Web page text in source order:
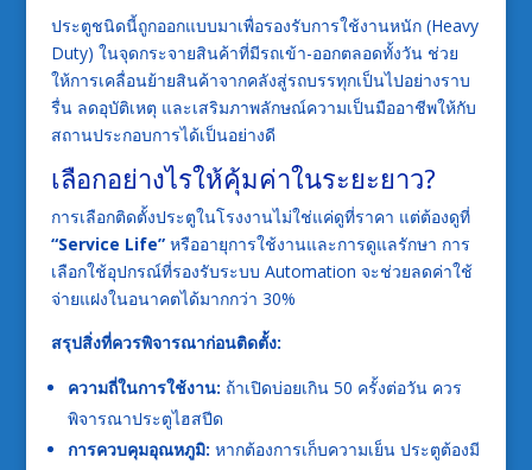
ประตูชนิดนี้ถูกออกแบบมาเพื่อรองรับการใช้งานหนัก (Heavy
Duty) ในจุดกระจายสินค้าที่มีรถเข้า-ออกตลอดทั้งวัน ช่วย
ให้การเคลื่อนย้ายสินค้าจากคลังสู่รถบรรทุกเป็นไปอย่างราบ
รื่น ลดอุบัติเหตุ และเสริมภาพลักษณ์ความเป็นมืออาชีพให้กับ
สถานประกอบการได้เป็นอย่างดี
เลือกอย่างไรให้คุ้มค่าในระยะยาว?
การเลือกติดตั้งประตูในโรงงานไม่ใช่แค่ดูที่ราคา แต่ต้องดูที่
“Service Life”หรืออายุการใช้งานและการดูแลรักษา การ
เลือกใช้อุปกรณ์ที่รองรับระบบ Automation จะช่วยลดค่าใช้
จ่ายแฝงในอนาคตได้มากกว่า 30%
สรุปสิ่งที่ควรพิจารณาก่อนติดตั้ง:
ความถี่ในการใช้งาน: ถ้าเปิดบ่อยเกิน 50 ครั้งต่อวัน ควร
พิจารณาประตูไฮสปีด
การควบคุมอุณหภูมิ: หากต้องการเก็บความเย็น ประตูต้องมี